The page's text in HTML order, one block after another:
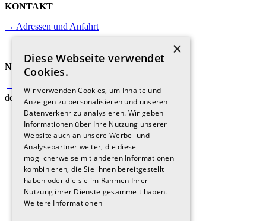
KONTAKT
→ Adressen und Anfahrt
NEWSLETTER
→ Jetzt anmelden und immer auf
dem Laufenden sein.
×
Diese Webseite verwendet
Cookies.
Wir verwenden Cookies, um Inhalte und
Anzeigen zu personalisieren und unseren
Datenverkehr zu analysieren. Wir geben
Informationen über Ihre Nutzung unserer
Website auch an unsere Werbe- und
Analysepartner weiter, die diese
möglicherweise mit anderen Informationen
kombinieren, die Sie ihnen bereitgestellt
haben oder die sie im Rahmen Ihrer
Nutzung ihrer Dienste gesammelt haben.
Weitere Informationen